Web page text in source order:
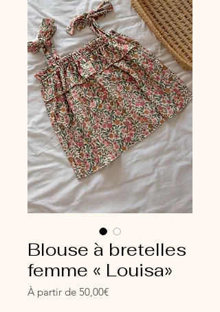
Blouse à bretelles
femme « Louisa»
À partir de 50,00€Prix